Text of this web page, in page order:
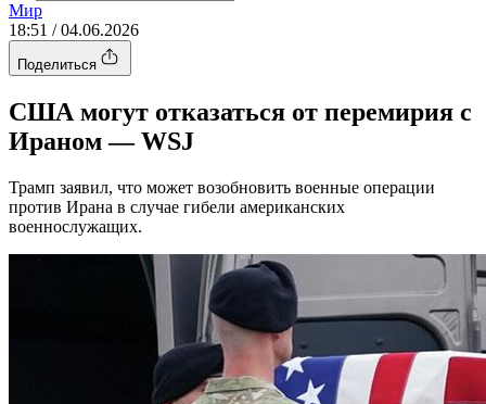
Мир
18:51 / 04.06.2026
Поделиться
США могут отказаться от перемирия с
Ираном — WSJ
Трамп заявил, что может возобновить военные операции
против Ирана в случае гибели американских
военнослужащих.